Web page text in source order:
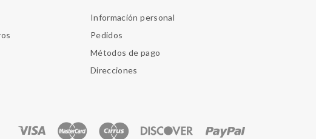
Información personal
Pedidos
Métodos de pago
Direcciones